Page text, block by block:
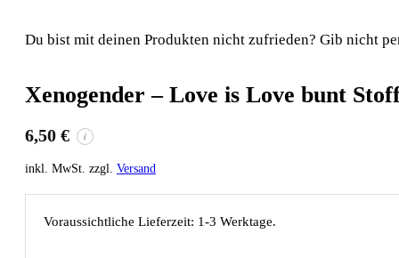
Du bist mit deinen Produkten nicht zufrieden? Gib nicht
Xenogender – Love is Love bunt
6,50 € i
inkl. MwSt. zzgl. Versand
Voraussichtliche Lieferzeit: 1-3 Werktage.